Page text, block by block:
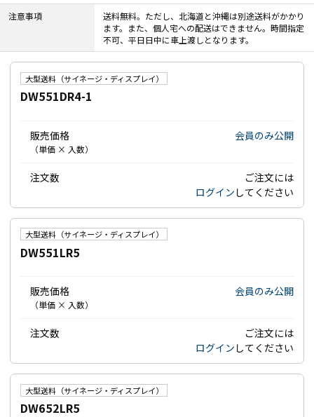
注意事項
送料無料。ただし、北海道と沖縄は別途送料がかかり
ます。また、個人宅への配送はできません。時間指定
不可、平日日中に車上渡しとなります。
大型送料（サイネージ・ディスプレイ）
DW551DR4-1
販売価格
（単価 × 入数）
会員のみ公開
注文数
ご注文には
ログイン してください
大型送料（サイネージ・ディスプレイ）
DW551LR5
販売価格
（単価 × 入数）
会員のみ公開
注文数
ご注文には
ログイン してください
大型送料（サイネージ・ディスプレイ）
DW652LR5